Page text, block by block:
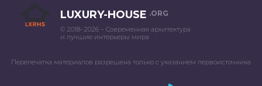
LUXURY-HOUSE .ORG
© 2018–2026 – Современная архитектура
и лучшие интерьеры мира
Перепечатка материалов разрешена только с указанием первоисточника